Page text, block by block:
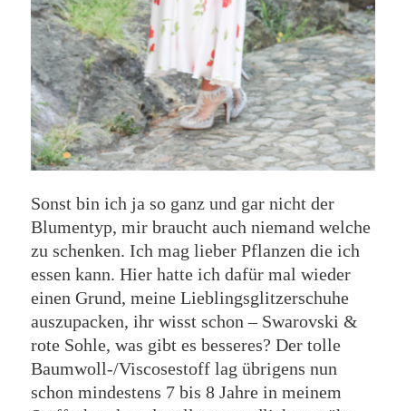
Sonst bin ich ja so ganz und gar nicht der
Blumentyp, mir braucht auch niemand welche
zu schenken. Ich mag lieber Pflanzen die ich
essen kann. Hier hatte ich dafür mal wieder
einen Grund, meine Lieblingsglitzerschuhe
auszupacken, ihr wisst schon – Swarovski &
rote Sohle, was gibt es besseres? Der tolle
Baumwoll-/Viscosestoff lag übrigens nun
schon mindestens 7 bis 8 Jahre in meinem